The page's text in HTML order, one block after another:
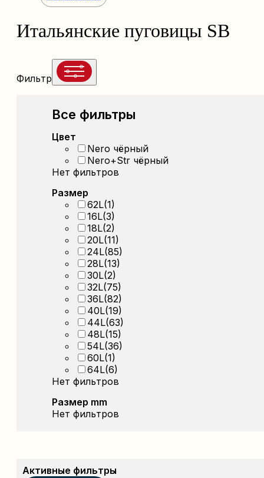
Итальянские пуговицы SB
Фильтр
Все фильтры
Цвет
Nero чёрный
Nero+Str чёрный
Нет фильтров
Размер
62L(1)
16L(3)
18L(2)
20L(11)
24L(85)
28L(13)
30L(2)
32L(75)
36L(82)
40L(19)
44L(63)
48L(15)
54L(36)
60L(1)
64L(6)
Нет фильтров
Размер mm
Нет фильтров
Активные фильтры